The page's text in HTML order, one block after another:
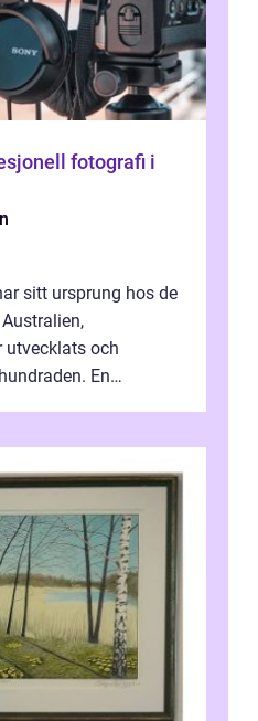
sitt ursprung hos de
utvecklats och
En